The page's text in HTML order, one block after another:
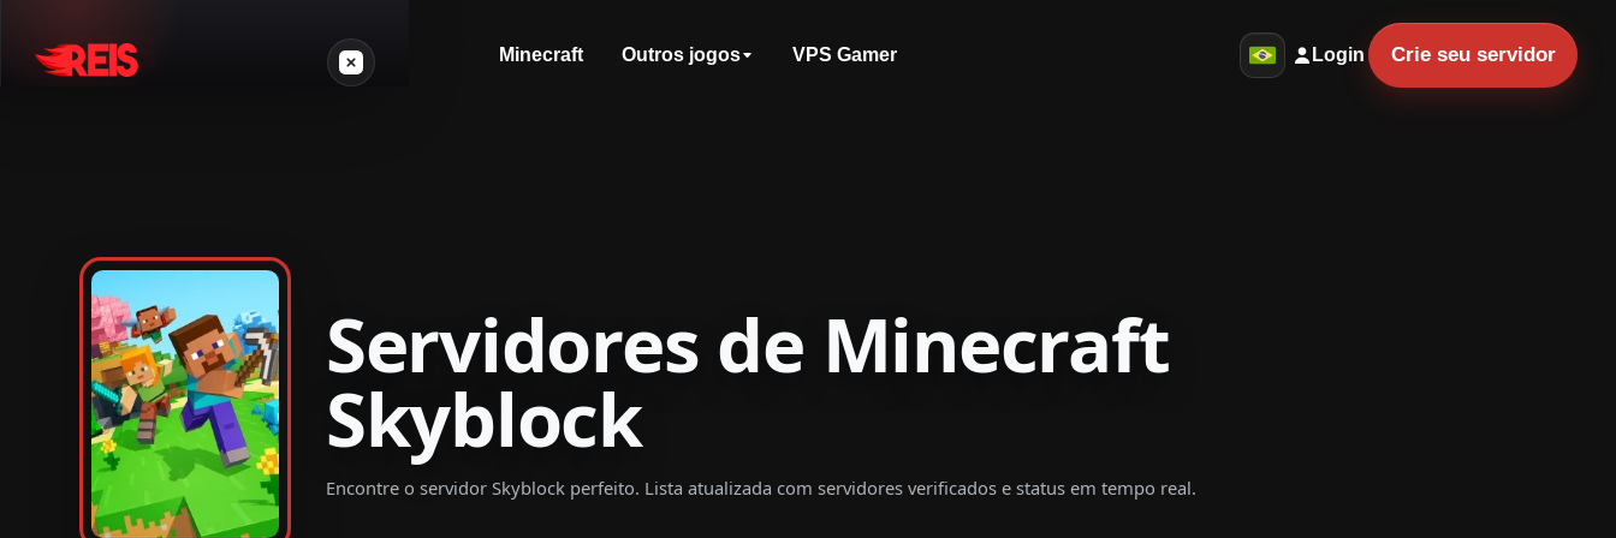
Minecraft Outros jogos VPS Gamer Login Crie seu servidor
VPS Gamer
Login
Crie seu servidor
Servidores de Minecraft
Skyblock
Encontre o servidor Skyblock perfeito. Lista atualizada com servidores verificados e status em tempo real.